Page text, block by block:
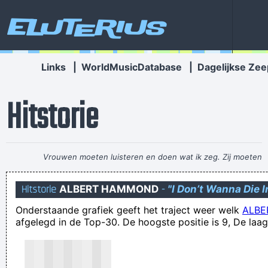
Eluterius
Links WorldMusicDatabase Dagelijkse
Hitstorie
Vrouwen moeten luisteren en doen wat ik zeg. Zij moeten
vooral niet zeuren~ Kanye West
Unsubscribe ici
zwijgjanmulder: scµhwalbe
Delen is lief! En "Delen is lief!" aan je bericht toevoegen is
Hitstorie ALBERT HAMMOND - "I Don’t Wanna Die
Onderstaande grafiek geeft het traject weer welk
afgelegd in de Top-30. De hoogste positie is 9, De